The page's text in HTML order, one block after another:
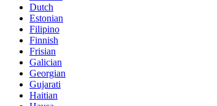
Dutch
Estonian
Filipino
Finnish
Frisian
Galician
Georgian
Gujarati
Haitian